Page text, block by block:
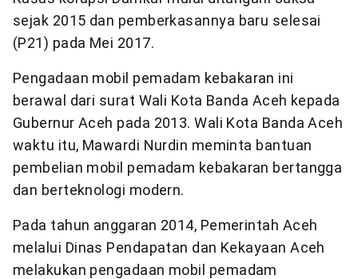
sejak 2015 dan pemberkasannya baru selesai
(P21) pada Mei 2017.
Pengadaan mobil pemadam kebakaran ini
berawal dari surat Wali Kota Banda Aceh kepada
Gubernur Aceh pada 2013. Wali Kota Banda Aceh
waktu itu, Mawardi Nurdin meminta bantuan
pembelian mobil pemadam kebakaran bertangga
dan berteknologi modern.
Pada tahun anggaran 2014, Pemerintah Aceh
melalui Dinas Pendapatan dan Kekayaan Aceh
melakukan pengadaan mobil pemadam